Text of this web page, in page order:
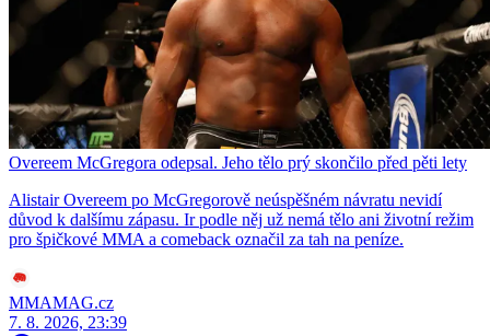
Overeem McGregora odepsal. Jeho tělo prý skončilo před pěti lety
Alistair Overeem po McGregorově neúspěšném návratu nevidí
důvod k dalšímu zápasu. Ir podle něj už nemá tělo ani životní režim
pro špičkové MMA a comeback označil za tah na peníze.
MMAMAG.cz
7. 8. 2026, 23:39